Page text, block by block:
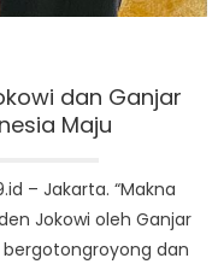
dan Ganjar
Maju
– Jakarta. “Makna
Jokowi oleh Ganjar
bergotongroyong dan